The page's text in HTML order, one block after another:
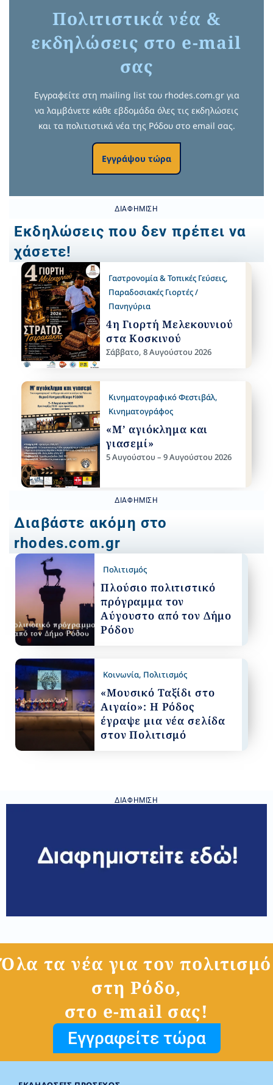
Πολιτιστικά νέα &
εκδηλώσεις στο e-mail
σας
Εγγραφείτε στη mailing list του rhodes.com.gr για
να λαμβάνετε κάθε εβδομάδα όλες τις εκδηλώσεις
και τα πολιτιστικά νέα της Ρόδου στο email σας.
Εγγράψου τώρα
ΔΙΑΦΉΜΙΣΗ
Εκδηλώσεις που δεν πρέπει να
χάσετε!
Γαστρονομία & Τοπικές Γεύσεις,
Παραδοσιακές Γιορτές /
Πανηγύρια
4η Γιορτή Μελεκουνιού
στα Κοσκινού
Σάββατο, 8 Αυγούστου 2026
Κινηματογραφικό Φεστιβάλ,
Κινηματογράφος
«Μ’ αγιόκλημα και
γιασεμί»
5 Αυγούστου – 9 Αυγούστου 2026
ΔΙΑΦΉΜΙΣΗ
Διαβάστε ακόμη στο
rhodes.com.gr
Πολιτισμός
Πλούσιο πολιτιστικό
πρόγραμμα τον
Αύγουστο από τον Δήμο
Ρόδου
Κοινωνία, Πολιτισμός
«Μουσικό Ταξίδι στο
Αιγαίο»: Η Ρόδος
έγραψε μια νέα σελίδα
στον Πολιτισμό
ΔΙΑΦΉΜΙΣΗ
Όλα τα νέα για τον πολιτισμό
στη Ρόδο,
στο e-mail σας!
Εγγραφείτε τώρα